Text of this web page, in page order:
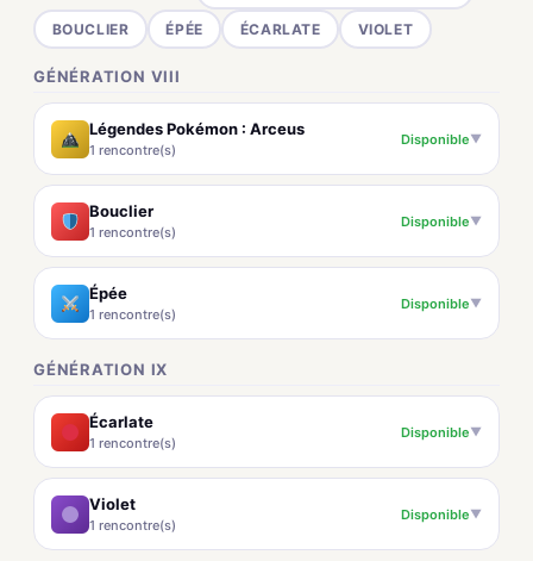
BOUCLIER ÉPÉE ÉCARLATE VIOLET
GÉNÉRATION VIII
Légendes Pokémon : Arceus
1 rencontre(s)
Disponible▼
Bouclier
1 rencontre(s)
Disponible▼
Épée
1 rencontre(s)
Disponible▼
GÉNÉRATION IX
Écarlate
1 rencontre(s)
Disponible▼
Violet
1 rencontre(s)
Disponible▼